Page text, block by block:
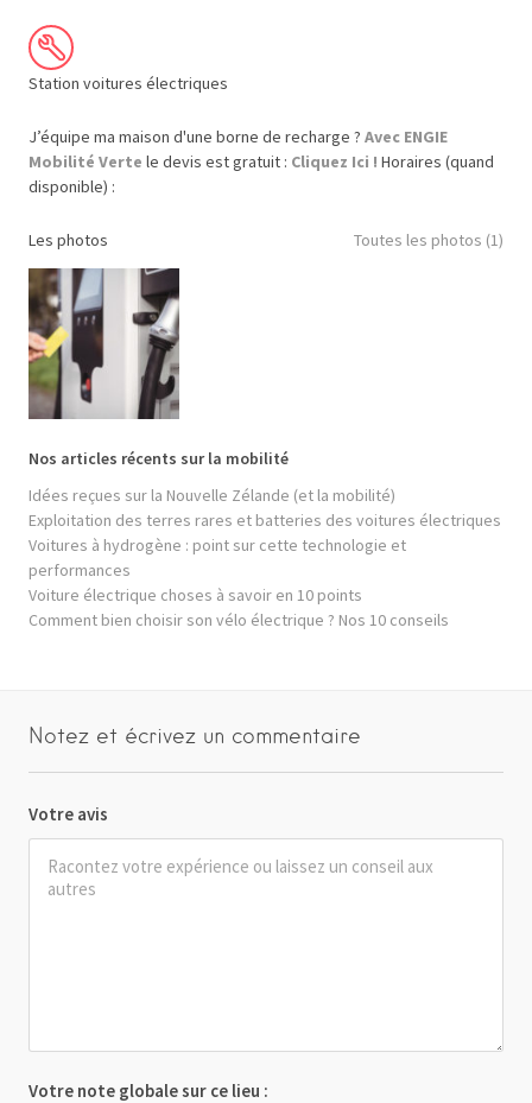
Station voitures électriques
J’équipe ma maison d'une borne de recharge ? Avec ENGIE
Mobilité Verte le devis est gratuit : Cliquez Ici ! Horaires (quand
disponible) :
Les photos Toutes les photos (1)
Nos articles récents sur la mobilité
Idées reçues sur la Nouvelle Zélande (et la mobilité)
Exploitation des terres rares et batteries des voitures électriques
Voitures à hydrogène : point sur cette technologie et
performances
Voiture électrique choses à savoir en 10 points
Comment bien choisir son vélo électrique ? Nos 10 conseils
Notez et écrivez un commentaire
Votre avis
Votre note globale sur ce lieu :